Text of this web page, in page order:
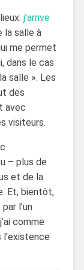
j’arrive
la salle à
me permet
dans le cas
salle ». Les
des
avec
visiteurs.
– plus de
et de la
Et, bientôt,
l’un
comme